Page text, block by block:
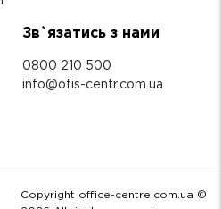
Зв`язатись з нами
0800 210 500
info@ofis-centr.com.ua
Copyright office-centre.com.ua ©